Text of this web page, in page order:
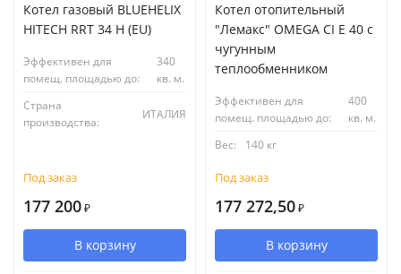
Котел газовый BLUEHELIX
HITECH RRT 34 H (EU)
Эффективен для
помещ. площадью до:
340
кв. м.
Страна
производства:
ИТАЛИЯ
Под заказ
177 200 ₽
В корзину
Котел отопительный
"Лемакс" OMEGA CI E 40 с
чугунным
теплообменником
Эффективен для
помещ. площадью до:
400
кв. м.
Вес:
140 кг
Под заказ
177 272,50 ₽
В корзину